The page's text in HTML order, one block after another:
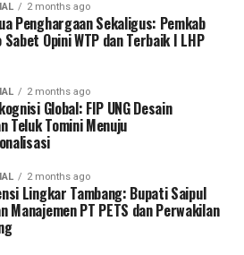
2 months ago
Penghargaan Sekaligus: Pemkab
Sabet Opini WTP dan Terbaik I LHP
2 months ago
Global: FIP UNG Desain
Teluk Tomini Menuju
2 months ago
Lingkar Tambang: Bupati Saipul
Manajemen PT PETS dan Perwakilan